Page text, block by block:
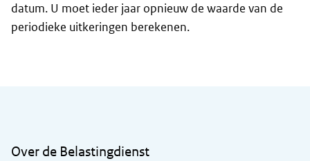
datum. U moet ieder jaar opnieuw de waarde van de
periodieke uitkeringen berekenen.
Over de Belastingdienst